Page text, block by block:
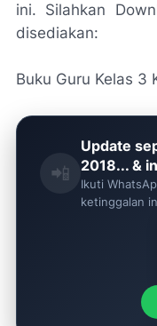
ini. Silahkan
disediakan:
Buku Guru Kelas 3
📲
Update
2018... &
Ikuti
ketinggalan